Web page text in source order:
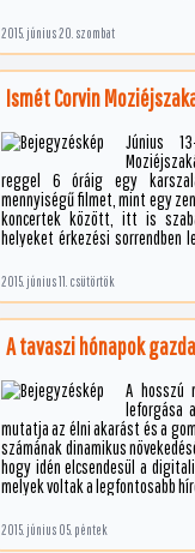
volt rá érdeklődés, ezután
jóval kevesebben néztek
végezték, 35 mm-es filmmel. A
megbízhatóan üzemeltek,
filmeknél interlock vetítést
másikra. 2010. július 8-án
fecskéje, az egyik
vetítővel és Dolby 3D
szemüvegek a mozi tulajdonát
a vetítések után.&nbsp;
2015. június 20. szombat
Ismét Corvin
Június
reggel 6 óráig egy
mennyiségű filmet, mint egy
koncertek között, itt is
helyeket érkezési sorrendben
2015. június 11. csütörtök
A tavaszi hónapok
A hosszú
leforgása
mutatja az élni akarást és a
számának dinamikus
hogy idén elcsendesül a
melyek voltak a legfontosabb
2015. június 05. péntek